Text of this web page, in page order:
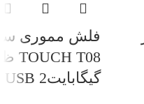
فلش مموری
گیگابایتUSB 2